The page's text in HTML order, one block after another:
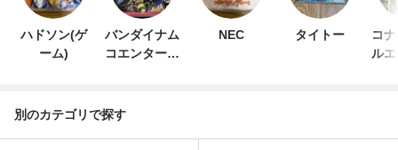
ハドソン(ゲ
ーム)
バンダイナム
コエンターテ
NEC タイトー
コ
ル
別のカテゴリで探す